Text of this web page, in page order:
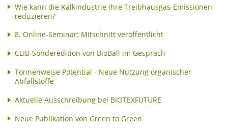
Wie kann die Kalkindustrie ihre Treibhausgas-Emissionen
reduzieren?
8. Online-Seminar: Mitschnitt veröffentlicht
CLIB-Sonderedition von BioBall im Gespräch
Tonnenweise Potential - Neue Nutzung organischer
Abfallstoffe
Aktuelle Ausschreibung bei BIOTEXFUTURE
Neue Publikation von Green to Green